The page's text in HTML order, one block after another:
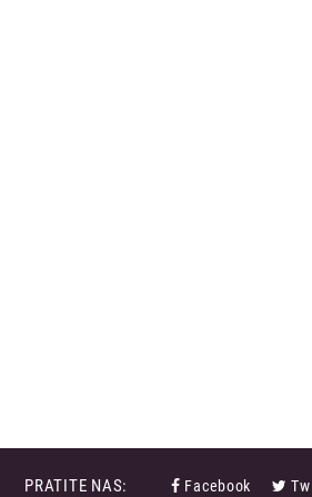
PRATITE NAS: Facebook